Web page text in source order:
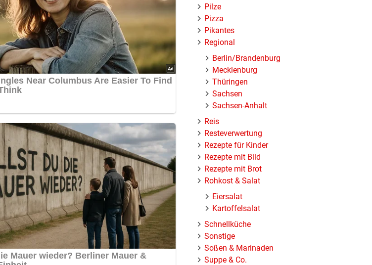
Pilze
Pizza
Pikantes
Regional
Berlin/Brandenburg
Mecklenburg
Thüringen
Sachsen
Sachsen-Anhalt
Reis
Resteverwertung
Rezepte für Kinder
Rezepte mit Bild
Rezepte mit Brot
Rohkost & Salat
Eiersalat
Kartoffelsalat
Schnellküche
Sonstige
Soßen & Marinaden
Suppe & Co.